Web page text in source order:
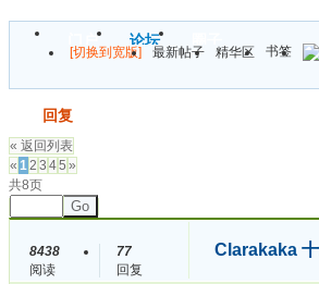
门户 论坛
[切换到宽版] 最新帖子 精华区
书签
回复
« 返回列表
« 12 3 45 »
共8页
Go
8438
阅读
77
回复
Clarakaka